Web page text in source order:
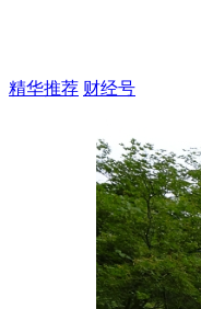
精华推荐 财经号